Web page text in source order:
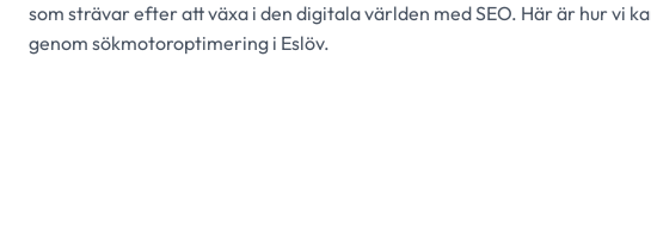
som strävar efter att växa i den digitala världen med SEO. Här är hur vi
genom sökmotoroptimering i Eslöv.